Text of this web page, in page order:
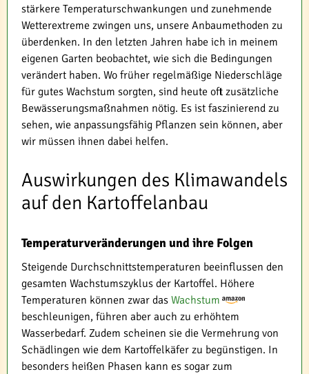
stärkere Temperaturschwankungen und zunehmende
Wetterextreme zwingen uns, unsere Anbaumethoden zu
überdenken. In den letzten Jahren habe ich in meinem
eigenen Garten beobachtet, wie sich die Bedingungen
verändert haben. Wo früher regelmäßige Niederschläge
für gutes Wachstum sorgten, sind heute oft zusätzliche
Bewässerungsmaßnahmen nötig. Es ist faszinierend zu
sehen, wie anpassungsfähig Pflanzen sein können, aber
wir müssen ihnen dabei helfen.
Auswirkungen des Klimawandels
auf den Kartoffelanbau
Temperaturveränderungen und ihre Folgen
Steigende Durchschnittstemperaturen beeinflussen den
gesamten Wachstumszyklus der Kartoffel. Höhere
Temperaturen können zwar das Wachstum
beschleunigen, führen aber auch zu erhöhtem
Wasserbedarf. Zudem scheinen sie die Vermehrung von
Schädlingen wie dem Kartoffelkäfer zu begünstigen. In
besonders heißen Phasen kann es sogar zum